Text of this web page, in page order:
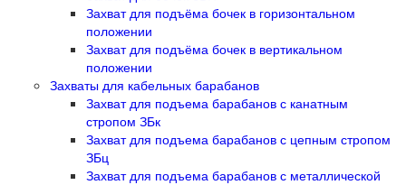
Захват для подъёма бочек в горизонтальном
положении
Захват для подъёма бочек в вертикальном
положении
Захваты для кабельных барабанов
Захват для подъема барабанов с канатным
стропом ЗБк
Захват для подъема барабанов с цепным стропом
ЗБц
Захват для подъема барабанов с металлической